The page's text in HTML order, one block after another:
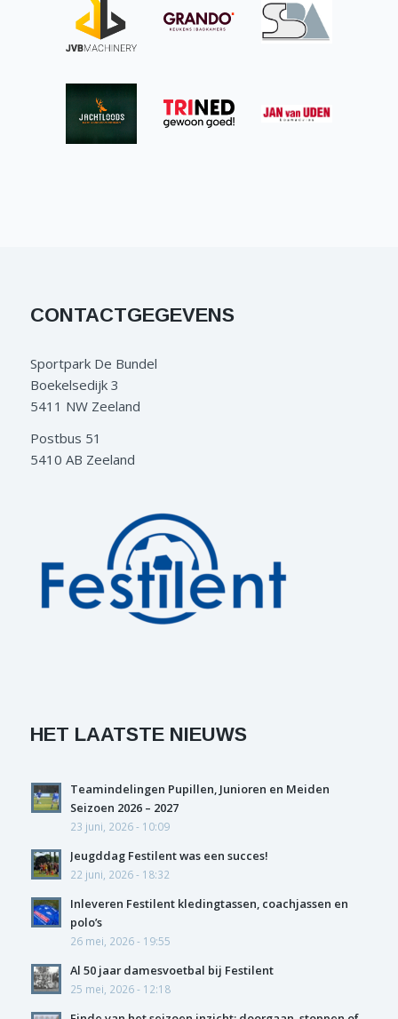
CONTACTGEGEVENS
Sportpark De Bundel
Boekelsedijk 3
5411 NW Zeeland
Postbus 51
5410 AB Zeeland
HET LAATSTE NIEUWS
Teamindelingen Pupillen, Junioren en Meiden
Seizoen 2026 – 2027
23 juni, 2026 - 10:09
Jeugddag Festilent was een succes!
22 juni, 2026 - 18:32
Inleveren Festilent kledingtassen, coachjassen en
polo’s
26 mei, 2026 - 19:55
Al 50 jaar damesvoetbal bij Festilent
25 mei, 2026 - 12:18